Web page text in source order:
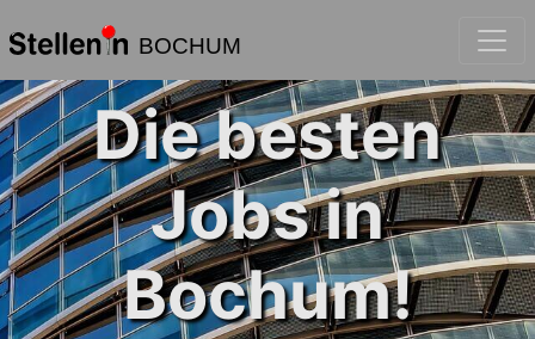
BOCHUM
Die besten
Jobs in
Bochum!